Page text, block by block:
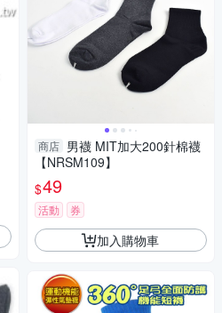
商店 男襪 MIT加大200針棉襪
【NRSM109】
$49
活動 券
加入購物車